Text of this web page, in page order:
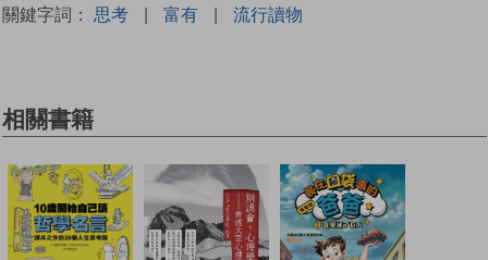
關鍵字詞： 思考 | 富有 | 流行讀物
相關書籍